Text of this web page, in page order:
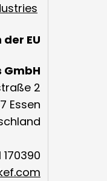
EU
GmbH
2
Essen